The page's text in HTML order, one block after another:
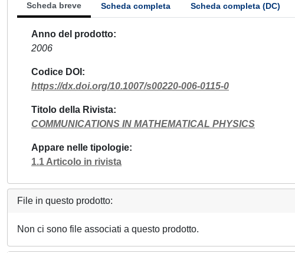
Scheda breve Scheda completa Scheda completa (DC)
Anno del prodotto
2006
Codice DOI
https://dx.doi.org/10.1007/s00220-006-0115-0
Titolo della Rivista
COMMUNICATIONS IN MATHEMATICAL PHYSICS
Appare nelle tipologie
1.1 Articolo in rivista
File in questo prodotto:
Non ci sono file associati a questo prodotto.